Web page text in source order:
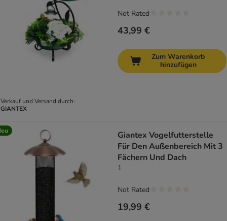
Verkauf und Versand durch:
GIANTEX
43,99 €
Not Rated
Zum Warenkorb
hinzufügen
Giantex Vogelfutterstelle
Für Den Außenbereich Mit 3
Fächern Und Dach
1
19,99 €
Not Rated